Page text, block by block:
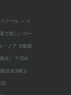
クール ～ イ
で楽しいコー
・ノア 大阪都
区） 〒534-
区友渕町2-